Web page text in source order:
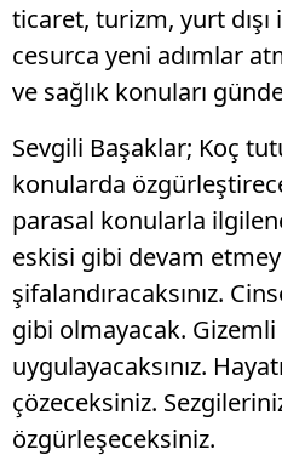
ticaret, turizm, yurt
cesurca yeni adımlar
ve sağlık konuları
Sevgili Başaklar; Koç
konularda
parasal konularla
eskisi gibi devam
şifalandıracaksınız.
gibi olmayacak.
uygulayacaksınız.
çözeceksiniz.
özgürleşeceksiniz.